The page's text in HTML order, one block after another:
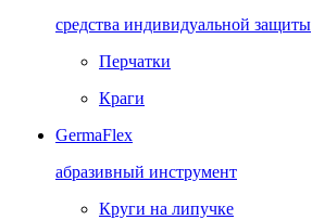
средства индивидуальной защиты
Перчатки
Краги
GermaFlex
абразивный инструмент
Круги на липучке